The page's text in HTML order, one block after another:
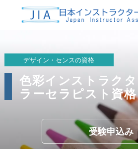
デザイン・センスの資格
色彩インストラク
ラーセラピスト資
受験申込み